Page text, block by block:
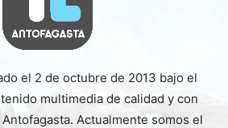
el 2 de octubre de 2013 bajo el
multimedia de calidad y con
Actualmente somos el